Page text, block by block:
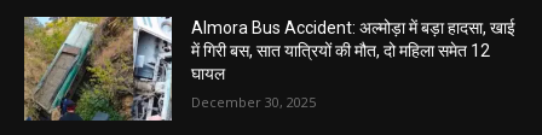
Almora Bus Accident: अल्मोड़ा में बड़ा हादसा, खाई
में गिरी बस, सात यात्रियों की मौत, दो महिला समेत 12
घायल
December 30, 2025